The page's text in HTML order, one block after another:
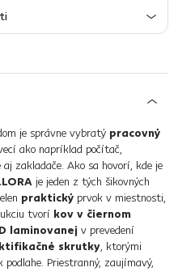
je správne vybratý pracovný
ako napríklad počítač,
zakladače. Ako sa hovorí, kde je
je jeden z tých šikovných
praktický prvok v miestnosti,
tvorí kov v čiernom
laminovanej v prevedení
skrutky, ktorými
Priestranný, zaujímavý,